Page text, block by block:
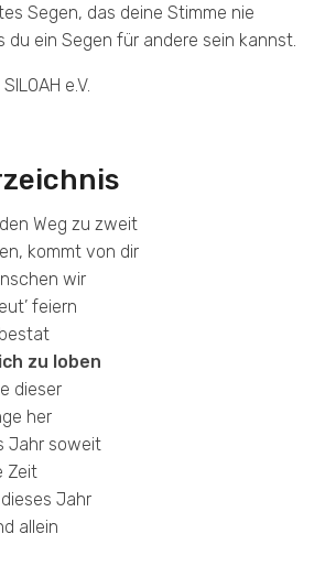
Segen, das deine Stimme nie
du ein Segen für andere sein kannst.
e.V.
Weg zu zweit
kommt von dir
wir
feiern
zu loben
dieser
her
Jahr soweit
Zeit
Jahr
allein